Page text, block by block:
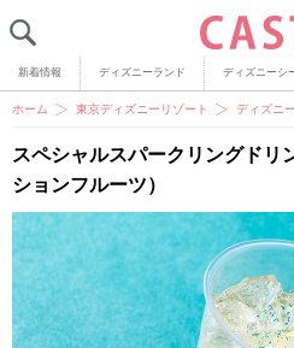
新着情報 ディズニーランド ディズニーシ
ホーム 東京ディズニーリゾート ディズニ
スペシャルスパークリングドリ
ションフルーツ）